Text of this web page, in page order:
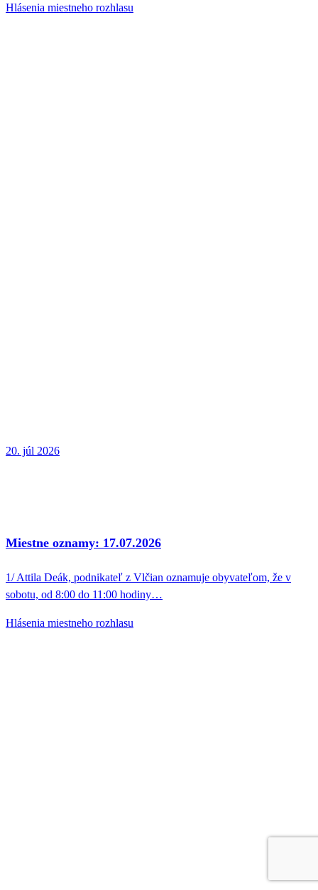
Hlásenia miestneho rozhlasu
20. júl 2026
Miestne oznamy: 17.07.2026
1/ Attila Deák, podnikateľ z Vlčian oznamuje obyvateľom, že v
sobotu, od 8:00 do 11:00 hodiny…
Hlásenia miestneho rozhlasu